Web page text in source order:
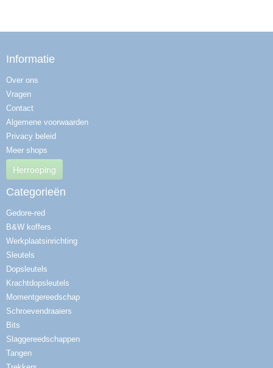
Informatie
Over ons
Vragen
Contact
Algemene voorwaarden
Privacy beleid
Meer shops
Herroeping
Categorieën
Gedore-red
B&W koffers
Werkplaatsinrichting
Sleutels
Dopsleutels
Krachtdopsleutels
Momentgereedschap
Schroevendraaiers
Bits
Slaggereedschappen
Tangen